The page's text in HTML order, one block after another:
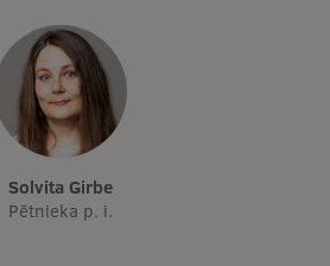
Solvita Girbe
Pētnieka p. i.